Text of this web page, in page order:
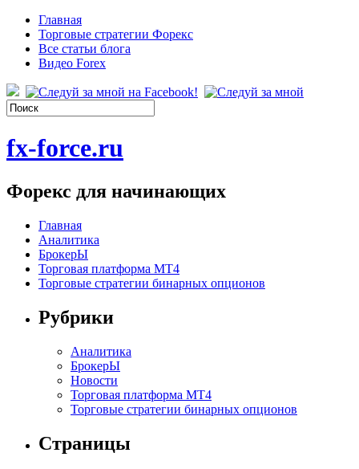
Главная
Торговые стратегии Форекс
Все статьи блога
Видео Forex
fx-force.ru
Форекс для начинающих
Главная
Аналитика
БрокерЫ
Торговая платформа МТ4
Торговые стратегии бинарных опционов
Рубрики
Аналитика
БрокерЫ
Новости
Торговая платформа МТ4
Торговые стратегии бинарных опционов
Страницы